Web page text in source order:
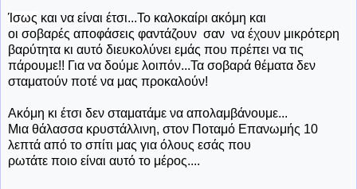
Ίσως και να είναι έτσι...Το καλοκαίρι ακόμη και
οι σοβαρές αποφάσεις φαντάζουν σαν να έχουν μικρότερη
βαρύτητα κι αυτό διευκολύνει εμάς που πρέπει να τις
πάρουμε!! Για να δούμε λοιπόν...Τα σοβαρά θέματα δεν
σταματούν ποτέ να μας προκαλούν!
Ακόμη κι έτσι δεν σταματάμε να απολαμβάνουμε...
Μια θάλασσα κρυστάλλινη, στον Ποταμό Επανωμής 10
λεπτά από το σπίτι μας για όλους εσάς που
ρωτάτε ποιο είναι αυτό το μέρος....